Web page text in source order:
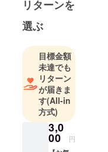
は、毎年ツ
ツジが咲く
時期に合わ
せて「末続
駅マル
シェ」を開
催してきま
した。地元
野菜やお
米、地域住
民から集め
リターンを
選ぶ
目標金額
未達でも
リターン
が届きま
す(All-in
方式)
3,0
00 円